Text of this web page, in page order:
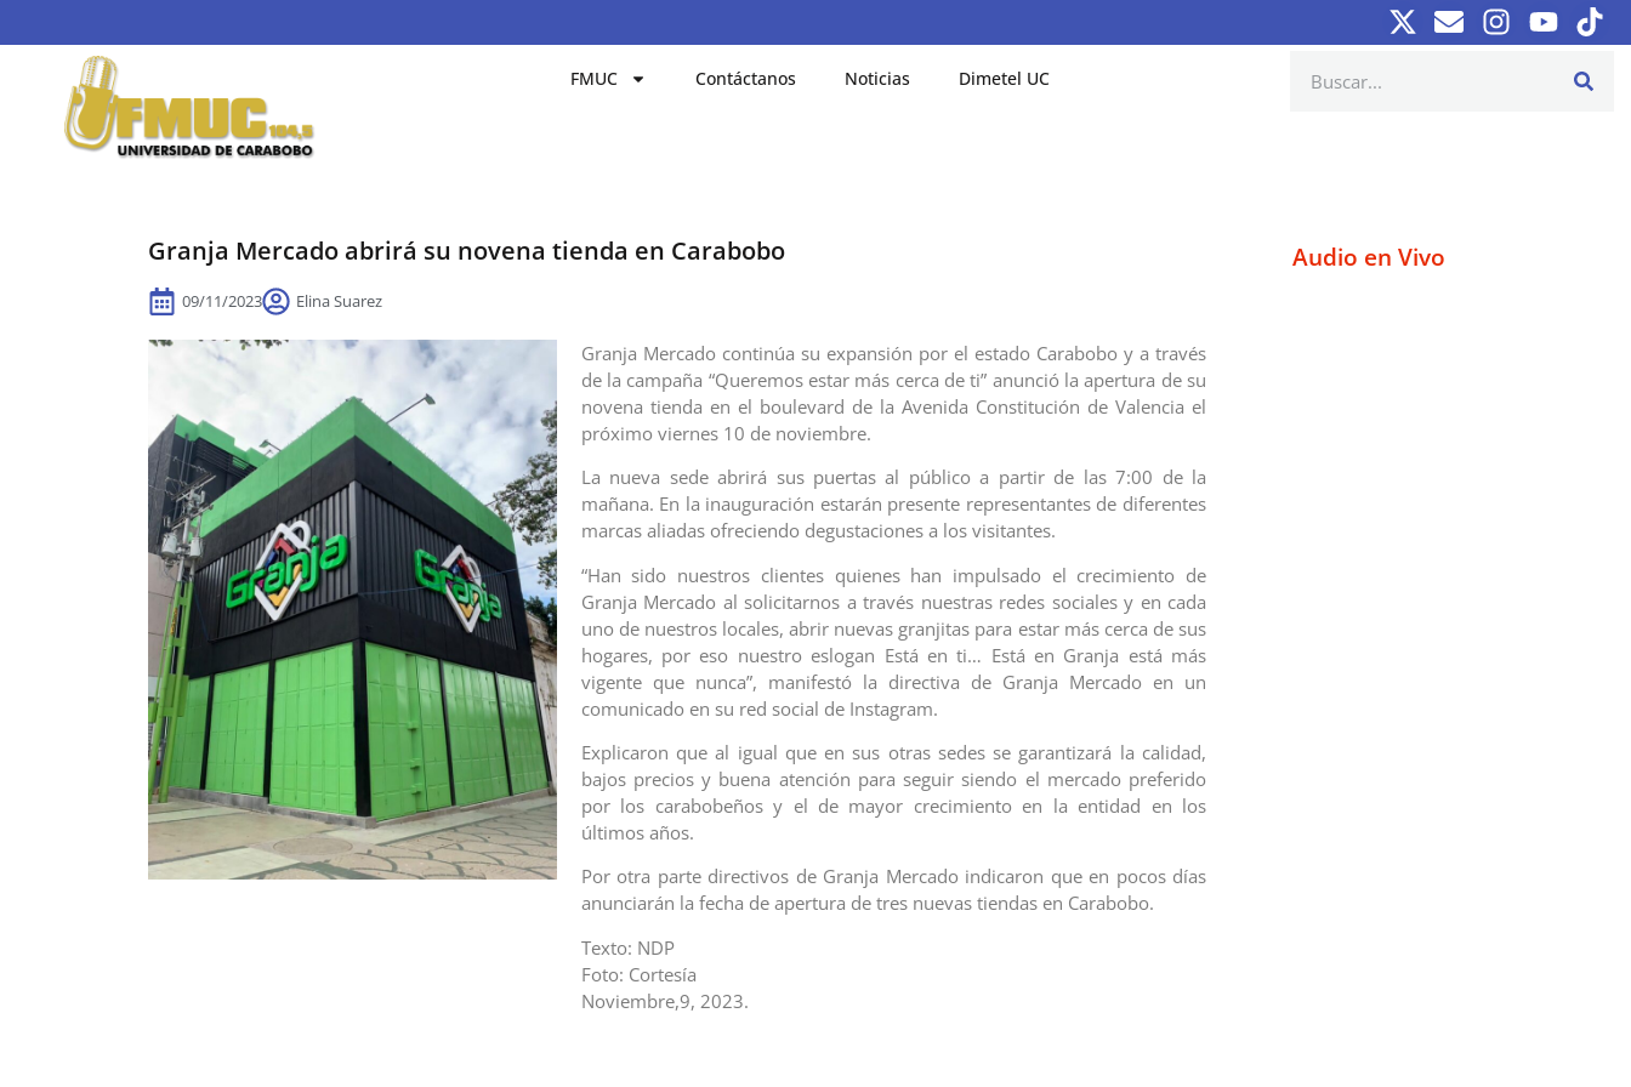
FMUC Contáctanos Noticias Dimetel UC
Granja Mercado abrirá su novena tienda en Carabobo
09/11/2023 Elina Suarez
Granja Mercado continúa su expansión por el estado Carabobo y a través
de la campaña “Queremos estar más cerca de ti” anunció la apertura de su
novena tienda en el boulevard de la Avenida Constitución de Valencia el
próximo viernes 10 de noviembre.
La nueva sede abrirá sus puertas al público a partir de las 7:00 de la
mañana. En la inauguración estarán presente representantes de diferentes
marcas aliadas ofreciendo degustaciones a los visitantes.
“Han sido nuestros clientes quienes han impulsado el crecimiento de
Granja Mercado al solicitarnos a través nuestras redes sociales y en cada
uno de nuestros locales, abrir nuevas granjitas para estar más cerca de sus
hogares, por eso nuestro eslogan Está en ti… Está en Granja está más
vigente que nunca”, manifestó la directiva de Granja Mercado en un
comunicado en su red social de Instagram.
Explicaron que al igual que en sus otras sedes se garantizará la calidad,
bajos precios y buena atención para seguir siendo el mercado preferido
por los carabobeños y el de mayor crecimiento en la entidad en los
últimos años.
Por otra parte directivos de Granja Mercado indicaron que en pocos días
anunciarán la fecha de apertura de tres nuevas tiendas en Carabobo.
Texto: NDP
Foto: Cortesía
Noviembre,9, 2023.
Audio en Vivo